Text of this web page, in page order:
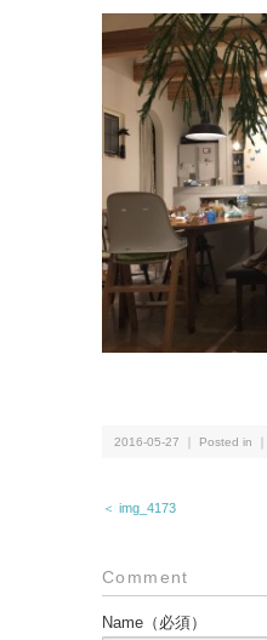
2016-05-27 ｜ Posted in ｜
＜ img_4173
Comment
Name（必須）